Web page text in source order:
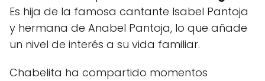
Es hija de la famosa cantante Isabel Pantoja
y hermana de Anabel Pantoja, lo que añade
un nivel de interés a su vida familiar.
Chabelita ha compartido momentos